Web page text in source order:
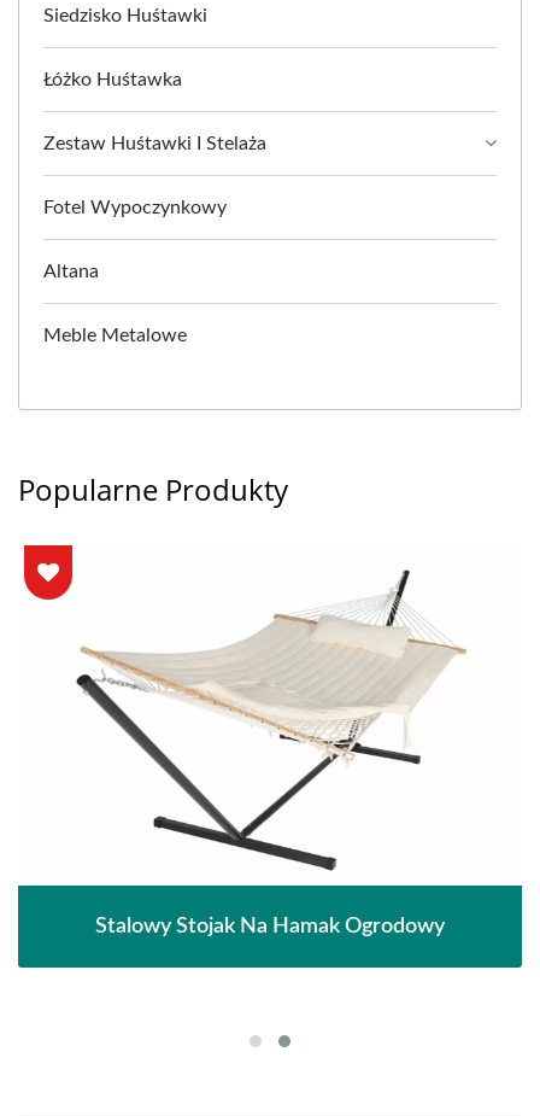
Siedzisko Huśtawki
Łóżko Huśtawka
Zestaw Huśtawki I Stelaża
Fotel Wypoczynkowy
Altana
Meble Metalowe
Popularne Produkty
Stalowy Stojak Na Hamak Ogrodowy